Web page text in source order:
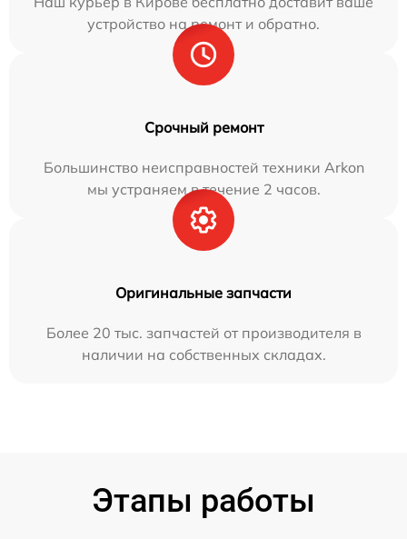
устройство на ремонт и обратно.
Срочный ремонт
Большинство неисправностей техники Arkon
мы устраняем в течение 2 часов.
Оригинальные запчасти
Более 20 тыс. запчастей от производителя в
наличии на собственных складах.
Этапы работы